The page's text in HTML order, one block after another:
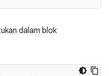
dalam blok